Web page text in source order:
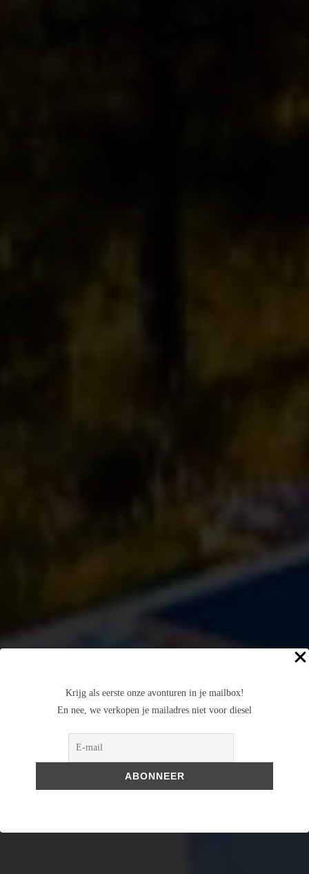
Krijg als eerste onze avonturen in je mailbox!
En nee, we verkopen je mailadres niet voor diesel